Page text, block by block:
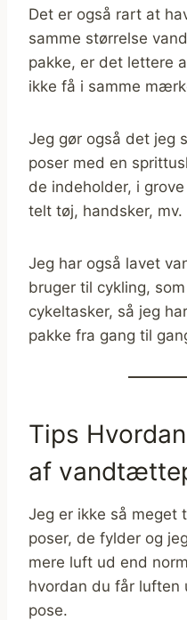
Det er også rart at
samme størrelse
pakke, er det lettere
ikke få i samme
Jeg gør også det jeg
poser med en
de indeholder, i
telt tøj, handsker, mv.
Jeg har også lavet
bruger til cykling,
cykeltasker, så jeg
pakke fra gang til
Tips
af
Jeg er ikke så
poser, de fylder og
mere luft ud end
hvordan du får
pose.